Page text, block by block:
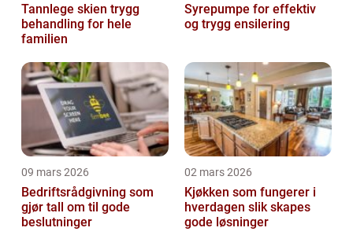
Tannlege skien trygg
behandling for hele
familien
Syrepumpe for effektiv
og trygg ensilering
09 mars 2026
Bedriftsrådgivning som
gjør tall om til gode
beslutninger
02 mars 2026
Kjøkken som fungerer i
hverdagen slik skapes
gode løsninger